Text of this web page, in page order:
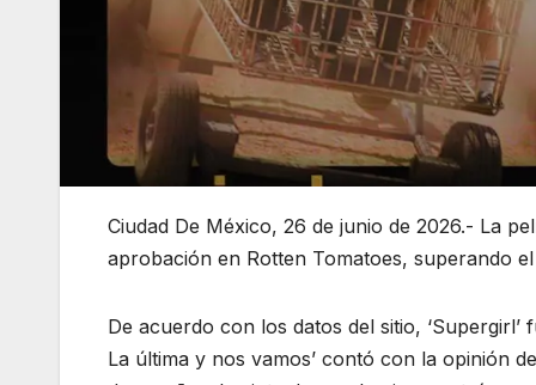
Ciudad De México, 26 de junio de 2026.- La
aprobación en Rotten Tomatoes, superando
De acuerdo con los datos del sitio,
La última y nos vamos’ contó con la opinión